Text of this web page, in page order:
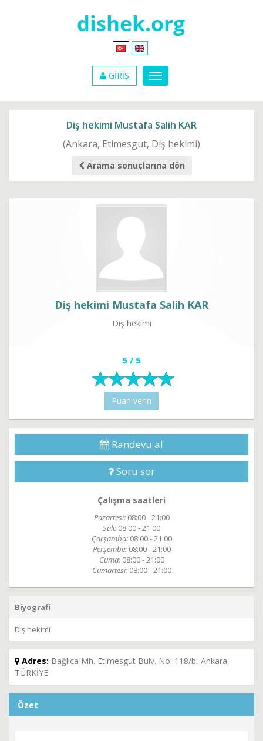
GİRİŞ
Diş hekimi Mustafa Salih KAR
(Ankara, Etimesgut, Diş hekimi)
Arama sonuçlarına dön
Diş hekimi Mustafa Salih KAR
Diş hekimi
5 / 5
Puan verin
Randevu al
Soru sor
Çalışma saatleri
Pazartesi: 08:00 - 21:00
Salı: 08:00 - 21:00
Çarşamba: 08:00 - 21:00
Perşembe: 08:00 - 21:00
Cuma: 08:00 - 21:00
Cumartesi: 08:00 - 21:00
Biyografi
Diş hekimi
Adres: Bağlıca Mh. Etimesgut Bulv. No: 118/b, Ankara,
TÜRKİYE
Özet